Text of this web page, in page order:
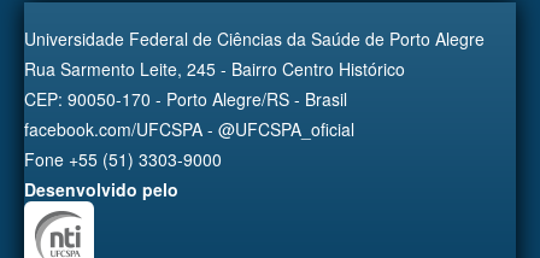
Universidade Federal de Ciências da Saúde de Porto Alegre
Rua Sarmento Leite, 245 - Bairro Centro Histórico
CEP: 90050-170 - Porto Alegre/RS - Brasil
facebook.com/UFCSPA - @UFCSPA_oficial
Fone +55 (51) 3303-9000
Desenvolvido pelo